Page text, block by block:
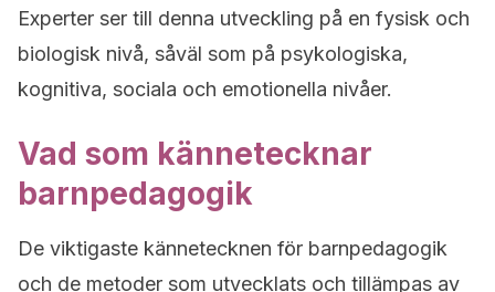
Experter ser till denna utveckling på en fysisk och
biologisk nivå, såväl som på psykologiska,
kognitiva, sociala och emotionella nivåer.
Vad som kännetecknar
barnpedagogik
De viktigaste kännetecknen för barnpedagogik
och de metoder som utvecklats och tillämpas av